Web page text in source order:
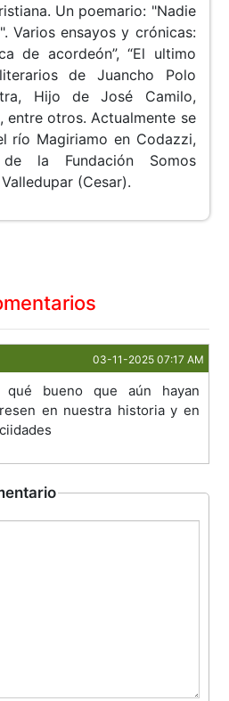
Un poemario: "Nadie
Varios ensayos y crónicas:
de acordeón”, “El ultimo
de Juancho Polo
Hijo de José Camilo,
entre otros. Actualmente se
río Magiriamo en Codazzi,
la Fundación Somos
(Cesar).
03-11-2025 07:17 AM
bueno que aún hayan
en nuestra historia y en